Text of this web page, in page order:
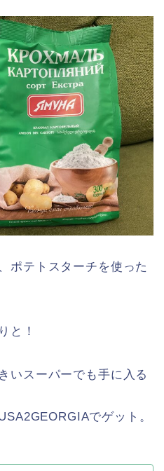
ポテトスターチを使った
と！
いスーパーでも手に入る
でゲット。